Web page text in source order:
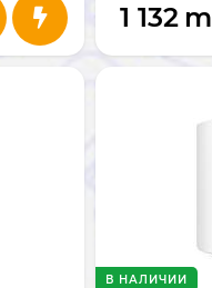
1 132 m
В НАЛИЧИИ